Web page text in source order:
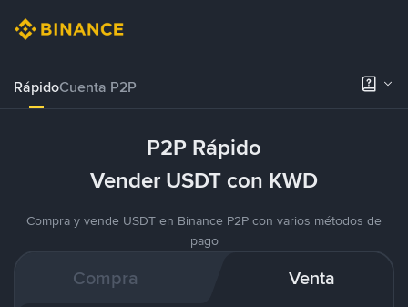
RápidoCuenta P2P
P2P Rápido
Vender USDT con KWD
Compra y vende USDT en Binance P2P con varios métodos de
pago
Compra Venta